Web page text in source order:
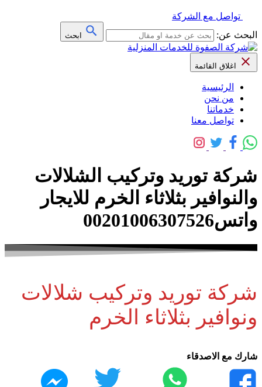
تواصل مع الشركة
البحث عن:
ابحث
اغلاق القائمة
الرئيسية
من نحن
خدماتنا
تواصل معنا
شركة توريد وتركيب الشلالات
والنوافير بثلاثاء الخرم للايجار
واتس00201006307526
شركة توريد وتركيب شلالات
ونوافير بثلاثاء الخرم
شارك مع الاصدقاء